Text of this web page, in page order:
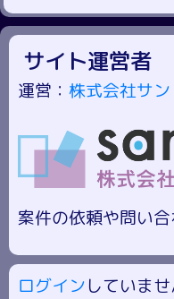
サイト運営者
運営： 株式会社サ
案件の依頼や問い
ログインしていませ